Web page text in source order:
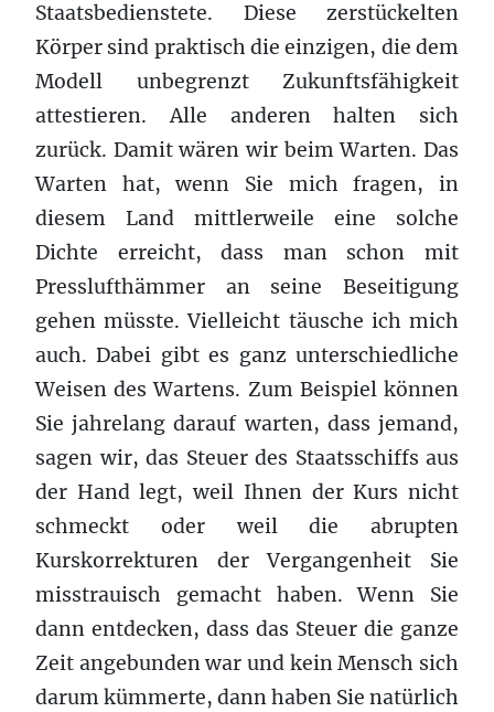
Staatsbedienstete. Diese zerstückelten
Körper sind praktisch die einzigen, die dem
Modell unbegrenzt Zukunftsfähigkeit
attestieren. Alle anderen halten sich
zurück. Damit wären wir beim Warten. Das
Warten hat, wenn Sie mich fragen, in
diesem Land mittlerweile eine solche
Dichte erreicht, dass man schon mit
Presslufthämmer an seine Beseitigung
gehen müsste. Vielleicht täusche ich mich
auch. Dabei gibt es ganz unterschiedliche
Weisen des Wartens. Zum Beispiel können
Sie jahrelang darauf warten, dass jemand,
sagen wir, das Steuer des Staatsschiffs aus
der Hand legt, weil Ihnen der Kurs nicht
schmeckt oder weil die abrupten
Kurskorrekturen der Vergangenheit Sie
misstrauisch gemacht haben. Wenn Sie
dann entdecken, dass das Steuer die ganze
Zeit angebunden war und kein Mensch sich
darum kümmerte, dann haben Sie natürlich